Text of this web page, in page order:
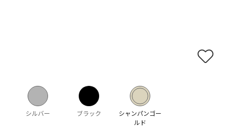
シルバー ブラック
シャンパンゴー
ルド